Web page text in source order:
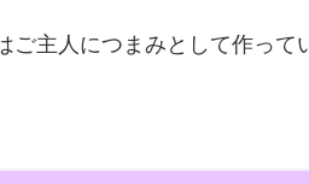
ご主人につまみとして作っ